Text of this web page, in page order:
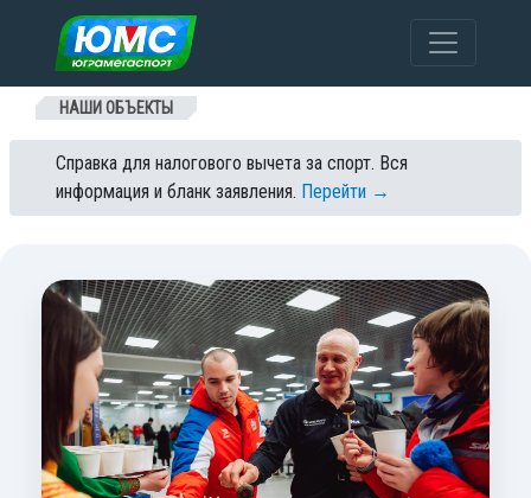
Перейти к содержанию
НАШИ ОБЪЕКТЫ
Справка для налогового вычета за спорт. Вся
информация и бланк заявления. Перейти →